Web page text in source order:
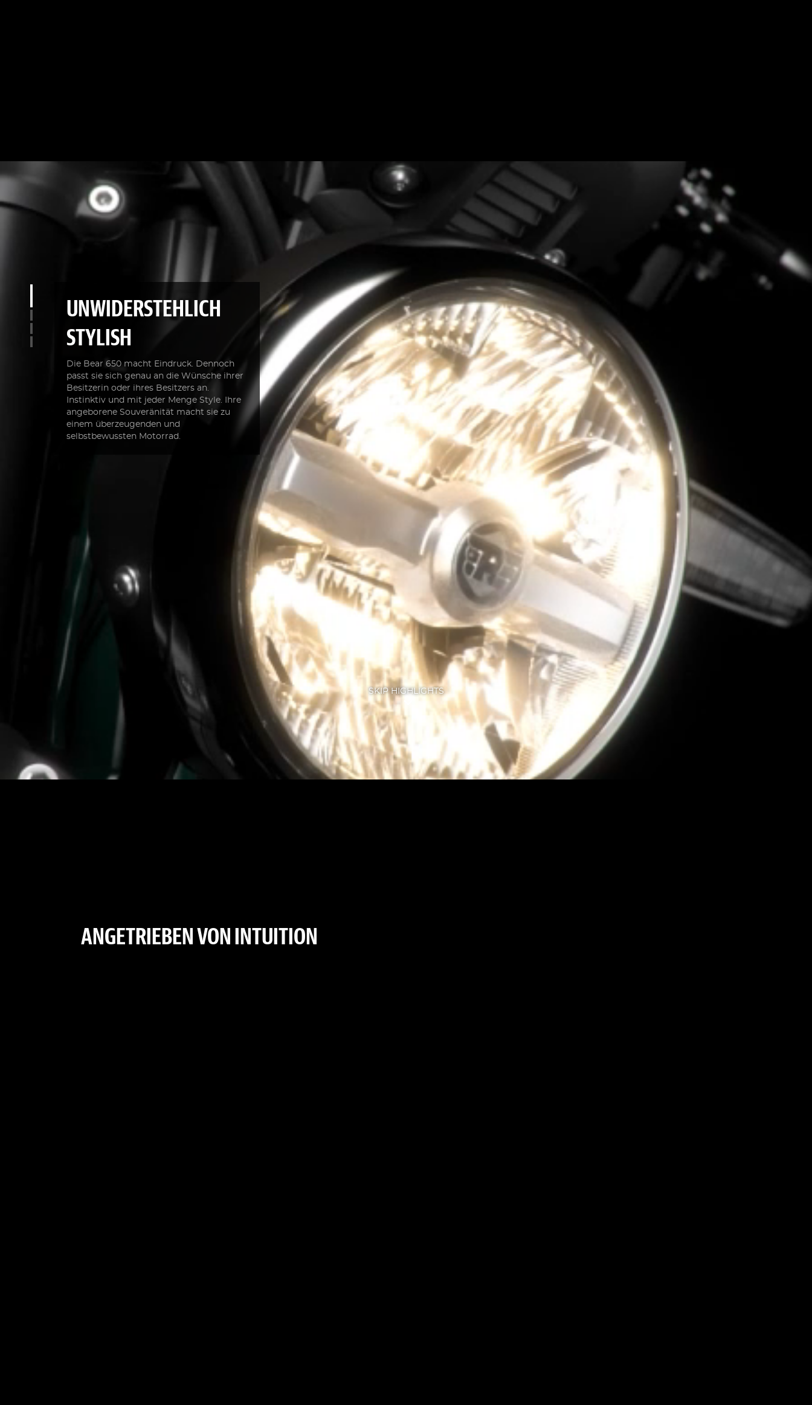
UNWIDERSTEHLICH
STYLISH
Die Bear 650 macht Eindruck. Dennoch
passt sie sich genau an die Wünsche ihrer
Besitzerin oder ihres Besitzers an.
Instinktiv und mit jeder Menge Style. Ihre
angeborene Souveränität macht sie zu
einem überzeugenden und
selbstbewussten Motorrad.
SKIP HIGHLIGHTS
ANGETRIEBEN VON INTUITION